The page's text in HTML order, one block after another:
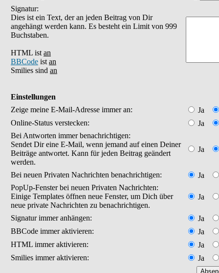
Signatur:
Dies ist ein Text, der an jeden Beitrag von Dir
angehängt werden kann. Es besteht ein Limit von 999
Buchstaben.
HTML ist an
BBCode ist an
Smilies sind an
Einstellungen
Zeige meine E-Mail-Adresse immer an:
Ja
Online-Status verstecken:
Ja
Bei Antworten immer benachrichtigen:
Sendet Dir eine E-Mail, wenn jemand auf einen Deiner
Beiträge antwortet. Kann für jeden Beitrag geändert
werden.
Ja
Bei neuen Privaten Nachrichten benachrichtigen:
Ja
PopUp-Fenster bei neuen Privaten Nachrichten:
Einige Templates öffnen neue Fenster, um Dich über
neue private Nachrichten zu benachrichtigen.
Ja
Signatur immer anhängen:
Ja
BBCode immer aktivieren:
Ja
HTML immer aktivieren:
Ja
Smilies immer aktivieren:
Ja